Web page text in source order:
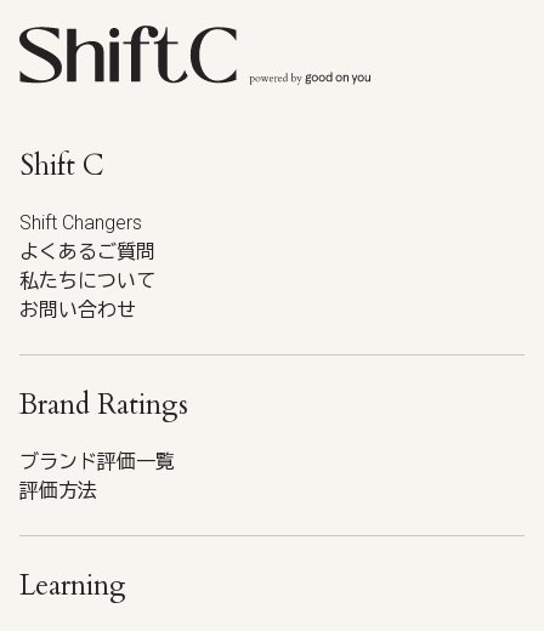
Shift C
Shift Changers
よくあるご質問
私たちについて
お問い合わせ
Brand Ratings
ブランド評価一覧
評価方法
Learning